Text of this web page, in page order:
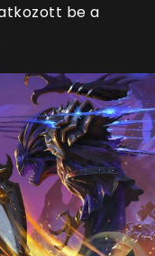
be a